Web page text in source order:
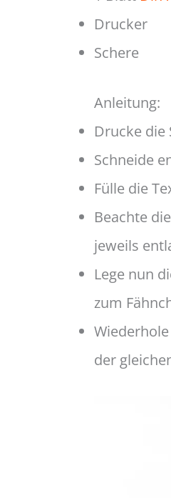
Drucker
Schere
Anleitung:
Drucke die
Schneide
Fülle die
Beachte
jeweils
Lege nun
zum
der